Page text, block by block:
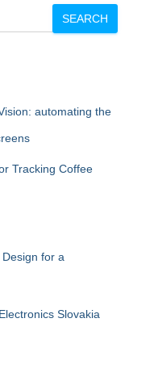
SEARCH
automating the
Tracking Coffee
for a
Slovakia